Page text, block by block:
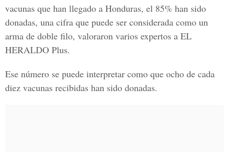
vacunas que han llegado a Honduras, el 85% han sido
donadas, una cifra que puede ser considerada como un
arma de doble filo, valoraron varios expertos a EL
HERALDO Plus.
Ese número se puede interpretar como que ocho de cada
diez vacunas recibidas han sido donadas.